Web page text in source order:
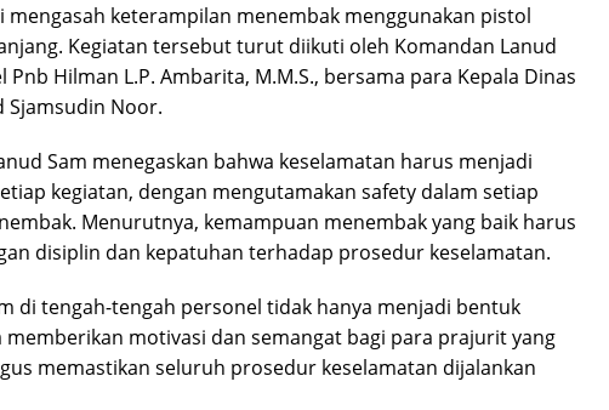
mengasah keterampilan menembak menggunakan pistol
Kegiatan tersebut turut diikuti oleh Komandan Lanud
Hilman L.P. Ambarita, M.M.S., bersama para Kepala Dinas
Sjamsudin Noor.
Sam menegaskan bahwa keselamatan harus menjadi
kegiatan, dengan mengutamakan safety dalam setiap
Menurutnya, kemampuan menembak yang baik harus
disiplin dan kepatuhan terhadap prosedur keselamatan.
di tengah-tengah personel tidak hanya menjadi bentuk
memberikan motivasi dan semangat bagi para prajurit yang
memastikan seluruh prosedur keselamatan dijalankan